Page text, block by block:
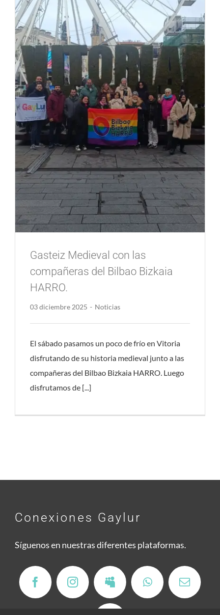
Gasteiz Medieval con las
compañeras del Bilbao Bizkaia
HARRO.
03 diciembre 2025 - Noticias
El sábado pasamos un poco de frío en Vitoria
disfrutando de su historia medieval junto a las
compañeras del Bilbao Bizkaia HARRO. Luego
disfrutamos de [...]
Conexiones Gaylur
Síguenos en nuestras diferentes plataformas.